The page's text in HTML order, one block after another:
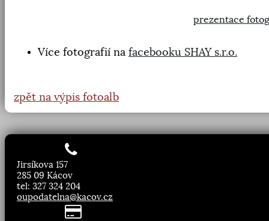
prezentace
Více fotografií na facebooku SHAY s.r.o.
zpět na výpis fotoalb
Jirsíkova 157
285 09 Kácov
tel: 327 324 204
oupodatelna@kacov.cz